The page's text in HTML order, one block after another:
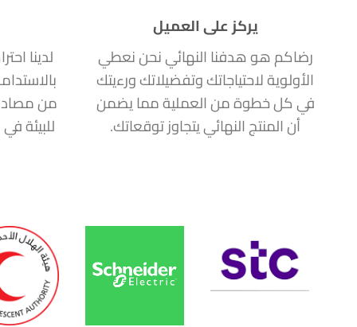
يركز على العميل
رضاكم هو هدفنا النهائي نحن نعطي
الأولوية لاحتياجاتك وتفضيلاتك ورءيتك
في كل خطوة من العملية مما يضمن
أن المنتج النهائي يتجاوز توقعاتك.
لدينا
من
للبيئة